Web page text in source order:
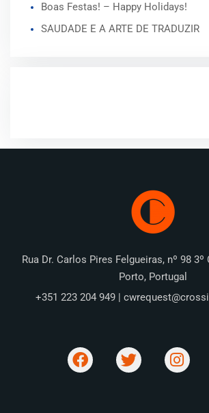
Boas Festas! – Happy Holidays!
SAUDADE E A ARTE DE TRADUZIR
Rua Dr. Carlos Pires Felgueiras, nº 98 3º
Porto, Portugal
+351 223 204 949 |